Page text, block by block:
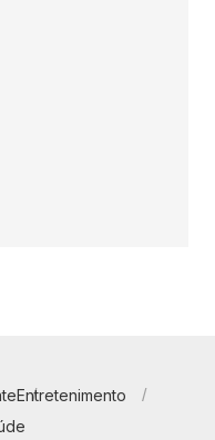
Entretenimento